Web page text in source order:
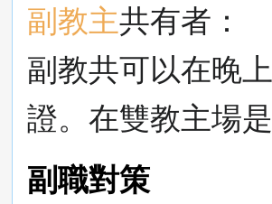
副教主共有者：
副教共可以在晚
證。在雙教主場
副職對策